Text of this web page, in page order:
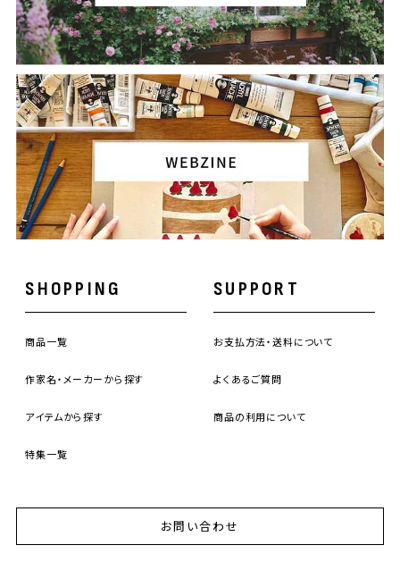
SHOPPING
商品一覧
作家名・メーカーから探す
アイテムから探す
特集一覧
SUPPORT
お支払方法・送料について
よくあるご質問
商品の利用について
お問い合わせ